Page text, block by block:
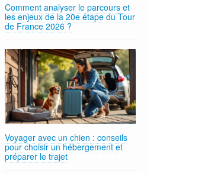
Comment analyser le parcours et
les enjeux de la 20e étape du Tour
de France 2026 ?
Voyager avec un chien : conseils
pour choisir un hébergement et
préparer le trajet